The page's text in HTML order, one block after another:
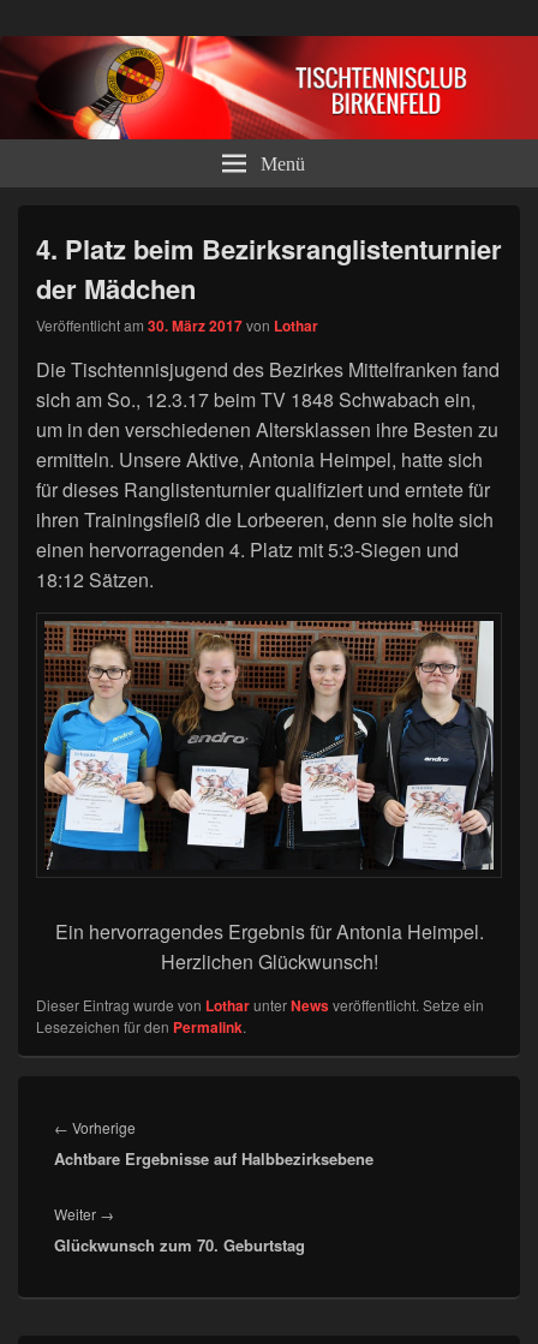
Tischtennisclub Birkenfeld e.V.
Menü
4. Platz beim Bezirksranglistenturnier
der Mädchen
Veröffentlicht am 30. März 2017von Lothar
Die Tischtennisjugend des Bezirkes Mittelfranken fand
sich am So., 12.3.17 beim TV 1848 Schwabach ein,
um in den verschiedenen Altersklassen ihre Besten zu
ermitteln. Unsere Aktive, Antonia Heimpel, hatte sich
für dieses Ranglistenturnier qualifiziert und erntete für
ihren Trainingsfleiß die Lorbeeren, denn sie holte sich
einen hervorragenden 4. Platz mit 5:3-Siegen und
18:12 Sätzen.
Ein hervorragendes Ergebnis für Antonia Heimpel.
Herzlichen Glückwunsch!
Dieser Eintrag wurde von LotharunterNewsveröffentlicht. Setze ein
Lesezeichen für den Permalink.
← Vorherige
Beitrag:
Achtbare Ergebnisse auf Halbbezirksebene
Weiter →
Beitrag:
Glückwunsch zum 70. Geburtstag